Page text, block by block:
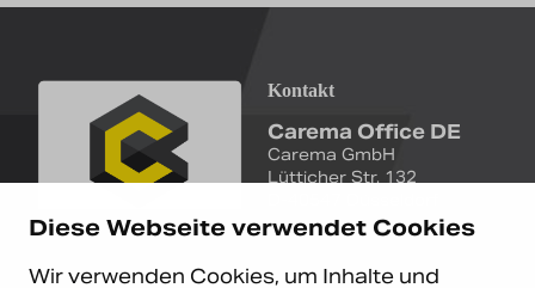
Diese Webseite verwendet Cookies
Wir verwenden Cookies, um Inhalte und
Kontakt
Carema Office DE
Carema GmbH
Lütticher Str. 132
+49 (0)211 9367 8390
info@carema.de